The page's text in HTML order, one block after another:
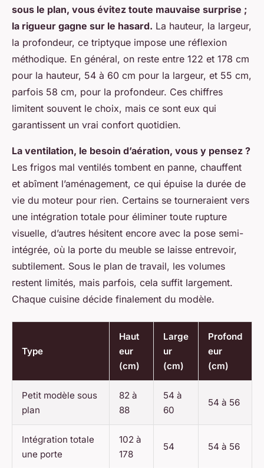
sous le plan, vous évitez toute mauvaise surprise ;
la rigueur gagne sur le hasard. La hauteur, la largeur,
la profondeur, ce triptyque impose une réflexion
méthodique. En général, on reste entre 122 et 178 cm
pour la hauteur, 54 à 60 cm pour la largeur, et 55 cm,
parfois 58 cm, pour la profondeur. Ces chiffres
limitent souvent le choix, mais ce sont eux qui
garantissent un vrai confort quotidien.
La ventilation, le besoin d’aération, vous y pensez ?
Les frigos mal ventilés tombent en panne, chauffent
et abîment l’aménagement, ce qui épuise la durée de
vie du moteur pour rien. Certains se tourneraient vers
une intégration totale pour éliminer toute rupture
visuelle, d’autres hésitent encore avec la pose semi-
intégrée, où la porte du meuble se laisse entrevoir,
subtilement. Sous le plan de travail, les volumes
restent limités, mais parfois, cela suffit largement.
Chaque cuisine décide finalement du modèle.
Type
Haut
eur
(cm)
Large
ur
(cm)
Profond
eur
(cm)
Petit modèle sous
plan
82 à
88
54 à
60
54 à 56
Intégration totale
une porte
102 à
178
54 54 à 56